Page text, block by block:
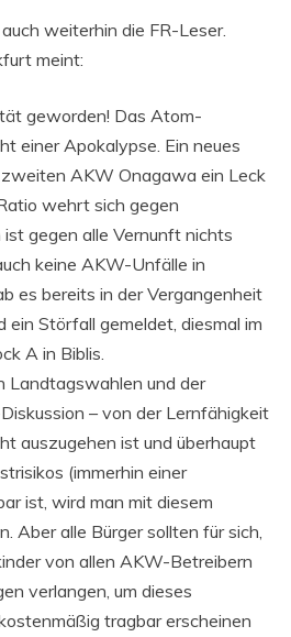
weiterhin die FR-Leser.
meint:
geworden! Das Atom-
einer Apokalypse. Ein neues
AKW Onagawa ein Leck
wehrt sich gegen
gegen alle Vernunft nichts
keine AKW-Unfälle in
es bereits in der Vergangenheit
ein Störfall gemeldet, diesmal im
A in Biblis.
Landtagswahlen und der
– von der Lernfähigkeit
auszugehen ist und überhaupt
(immerhin einer
ist, wird man mit diesem
Aber alle Bürger sollten für sich,
von allen AKW-Betreibern
verlangen, um dieses
tragbar erscheinen